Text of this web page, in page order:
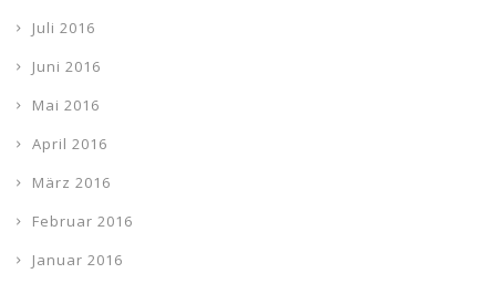
Juli 2016
Juni 2016
Mai 2016
April 2016
März 2016
Februar 2016
Januar 2016